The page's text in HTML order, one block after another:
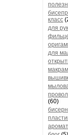
класс
для
для
(60)